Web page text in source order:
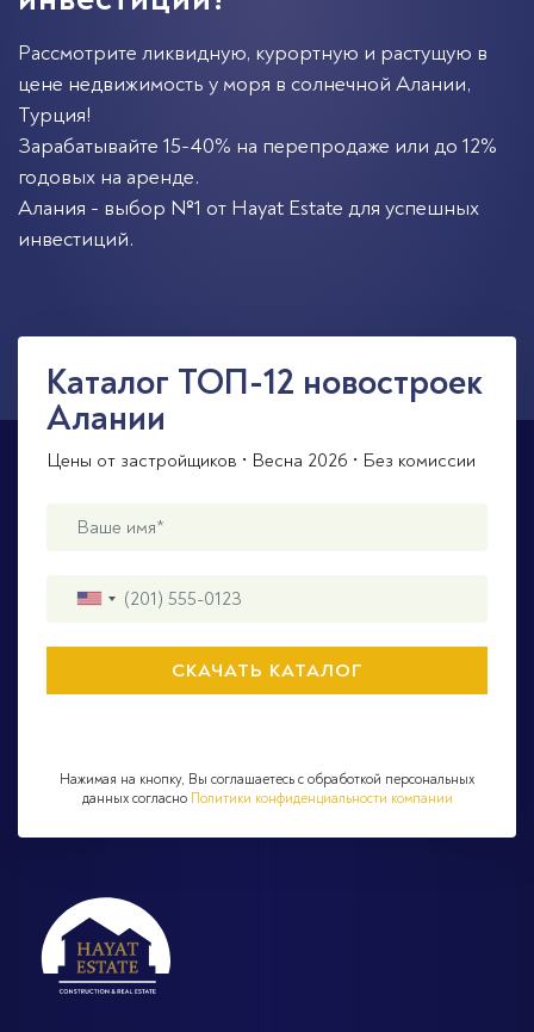
Рассмотрите ликвидную, курортную и растущую в
цене недвижимость у моря в солнечной Алании,
Турция!
Зарабатывайте 15-40% на перепродаже или до 12%
годовых на аренде.
Алания - выбор №1 от Hayat Estate для успешных
инвестиций.
Каталог ТОП-12 новостроек
Алании
Цены от застройщиков • Весна 2026 • Без комиссии
Нажимая на кнопку, Вы соглашаетесь с обработкой персональных
данных согласно Политики конфиденциальности компании